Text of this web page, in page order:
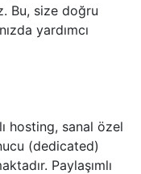
Bu, size doğru
yardımcı
hosting, sanal özel
(dedicated)
Paylaşımlı